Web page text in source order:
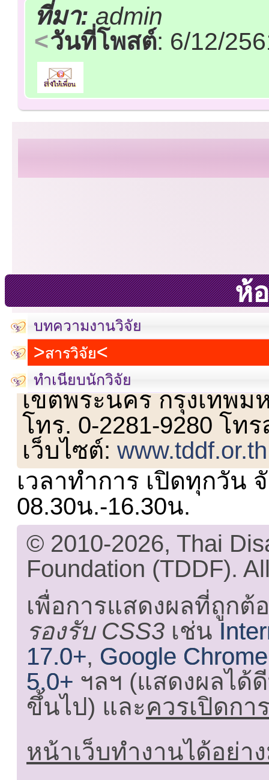
ที่มา:admin
วันที่โพสต์: 6/12/
ห้
บทความงานวิจัย
สารวิจัย
ทำเนียบนักวิจัย
เลขที่ 23 ชั้น 2 ถนนวิ
เขตพระนคร กรุงเทพม
โทร. 0-2281-9280 โท
เว็บไซต์:www.tddf.or.th
เวลาทำการ เปิดทุกวัน
08.30น.-16.30น.
© 2010-2026, Thai
Foundation (TDDF).
เพื่อการแสดงผลที่ถูกต้
รองรับ CSS3 เช่น
17.0+, Google
5.0+ ฯลฯ (แสดงผลได้
ขึ้นไป) และควรเปิดกา
หน้าเว็บทำงานได้อย่า